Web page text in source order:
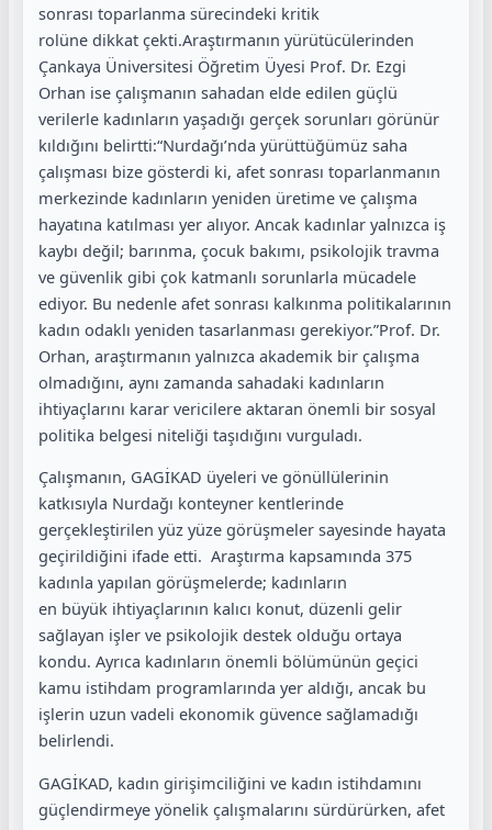
sonrası toparlanma sürecindeki kritik
rolüne dikkat çekti.Araştırmanın yürütücülerinden
Çankaya Üniversitesi Öğretim Üyesi Prof. Dr. Ezgi
Orhan ise çalışmanın sahadan elde edilen güçlü
verilerle kadınların yaşadığı gerçek sorunları görünür
kıldığını belirtti:“Nurdağı’nda yürüttüğümüz saha
çalışması bize gösterdi ki, afet sonrası toparlanmanın
merkezinde kadınların yeniden üretime ve çalışma
hayatına katılması yer alıyor. Ancak kadınlar yalnızca iş
kaybı değil; barınma, çocuk bakımı, psikolojik travma
ve güvenlik gibi çok katmanlı sorunlarla mücadele
ediyor. Bu nedenle afet sonrası kalkınma politikalarının
kadın odaklı yeniden tasarlanması gerekiyor.”Prof. Dr.
Orhan, araştırmanın yalnızca akademik bir çalışma
olmadığını, aynı zamanda sahadaki kadınların
ihtiyaçlarını karar vericilere aktaran önemli bir sosyal
politika belgesi niteliği taşıdığını vurguladı.
Çalışmanın, GAGİKAD üyeleri ve gönüllülerinin
katkısıyla Nurdağı konteyner kentlerinde
gerçekleştirilen yüz yüze görüşmeler sayesinde hayata
geçirildiğini ifade etti. Araştırma kapsamında 375
kadınla yapılan görüşmelerde; kadınların
en büyük ihtiyaçlarının kalıcı konut, düzenli gelir
sağlayan işler ve psikolojik destek olduğu ortaya
kondu. Ayrıca kadınların önemli bölümünün geçici
kamu istihdam programlarında yer aldığı, ancak bu
işlerin uzun vadeli ekonomik güvence sağlamadığı
belirlendi.
GAGİKAD, kadın girişimciliğini ve kadın istihdamını
güçlendirmeye yönelik çalışmalarını sürdürürken, afet